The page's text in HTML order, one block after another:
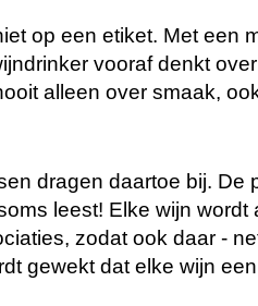
op een etiket. Met een
vooraf denkt
alleen over smaak,
dragen daartoe bij. De
leest! Elke wijn wordt
zodat ook daar -
gewekt dat elke wijn